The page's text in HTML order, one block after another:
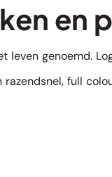
en
leven genoemd.
full